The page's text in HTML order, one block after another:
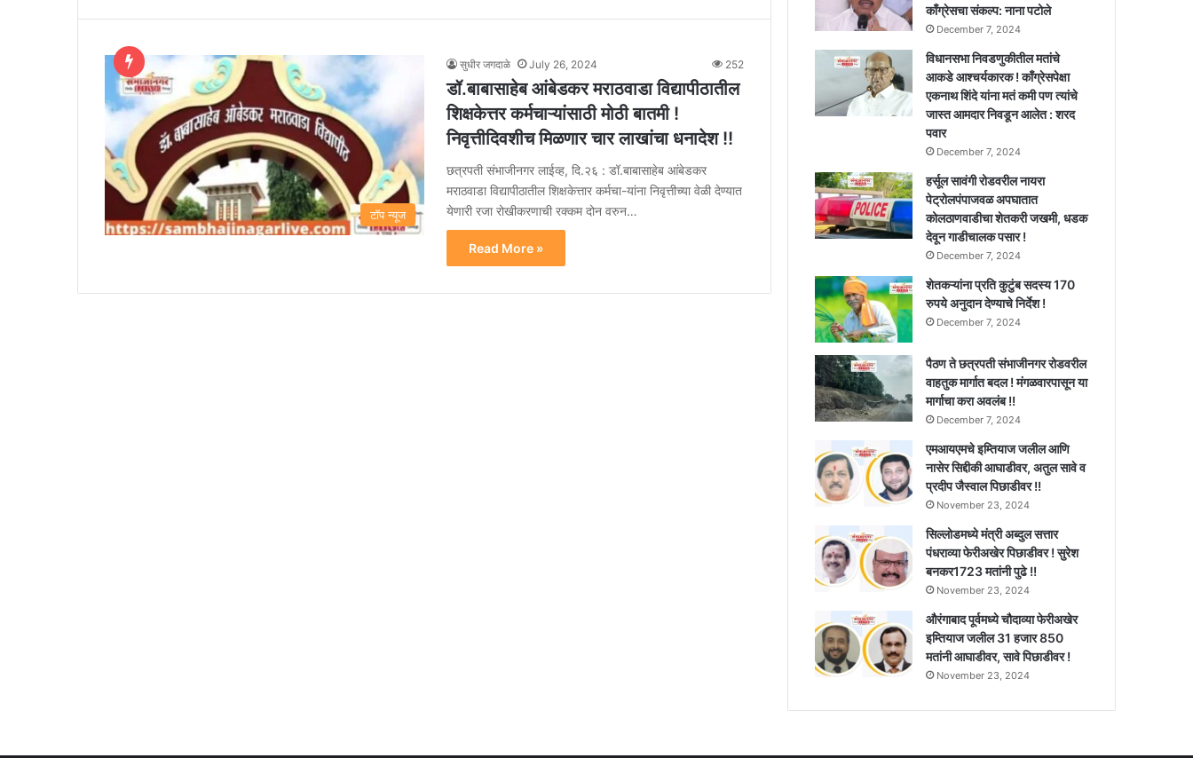
टॉप न्यूज
सुधीर जगदाळे July 26, 2024 252
डॉ.बाबासाहेब आंबेडकर मराठवाडा विद्यापीठातील
शिक्षकेत्तर कर्मचाऱ्यांसाठी मोठी बातमी !
निवृत्तीदिवशीच मिळणार चार लाखांचा धनादेश !!
छत्रपती संभाजीनगर लाईव्ह, दि.२६ : डॉ.बाबासाहेब आंबेडकर
मराठवाडा विद्यापीठातील शिक्षकेत्तार कर्मचा-यांना निवृत्तीच्या वेळी देण्यात
येणारी रजा रोखीकरणाची रक्कम दोन वरुन…
Read More »
काँग्रेसचा संकल्प: नाना पटोले
December 7, 2024
विधानसभा निवडणुकीतील मतांचे
आकडे आश्चर्यकारक ! काँग्रेसपेक्षा
एकनाथ शिंदे यांना मतं कमी पण त्यांचे
जास्त आमदार निवडून आलेत : शरद
पवार
December 7, 2024
हर्सूल सावंगी रोडवरील नायरा
पेट्रोलपंपाजवळ अपघातात
कोलठाणवाडीचा शेतकरी जखमी, धडक
देवून गाडीचालक पसार !
December 7, 2024
शेतकऱ्यांना प्रति कुटुंब सदस्य 170
रुपये अनुदान देण्याचे निर्देश !
December 7, 2024
पैठण ते छत्रपती संभाजीनगर रोडवरील
वाहतुक मार्गात बदल ! मंगळवारपासून या
मार्गाचा करा अवलंब !!
December 7, 2024
एमआयएमचे इम्तियाज जलील आणि
नासेर सिद्दीकी आघाडीवर, अतुल सावे व
प्रदीप जैस्वाल पिछाडीवर !!
November 23, 2024
सिल्लोडमध्ये मंत्री अब्दुल सत्तार
पंधराव्या फेरीअखेर पिछाडीवर ! सुरेश
बनकर1723 मतांनी पुढे !!
November 23, 2024
औरंगाबाद पूर्वमध्ये चौदाव्या फेरीअखेर
इम्तियाज जलील 31 हजार 850
मतांनी आघाडीवर, सावे पिछाडीवर !
November 23, 2024